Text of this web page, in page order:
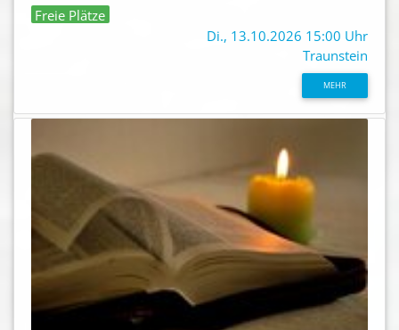
Freie Plätze
Di., 13.10.2026 15:00 Uhr
Traunstein
MEHR